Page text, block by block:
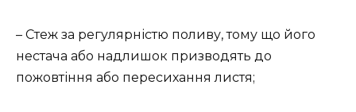
– Стеж за регулярністю поливу, тому що його
нестача або надлишок призводять до
пожовтіння або пересихання листя;